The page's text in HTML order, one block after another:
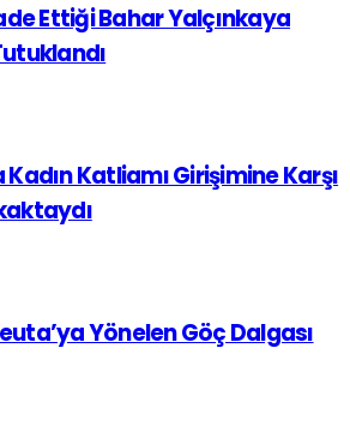
Ettiği Bahar Yalçınkaya
Katliamı Girişimine Karşı
Yönelen Göç Dalgası